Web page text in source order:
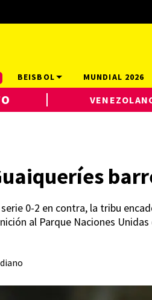
0-2 en contra, la tribu
al Parque Naciones
BEISBOL MUNDIAL 2026